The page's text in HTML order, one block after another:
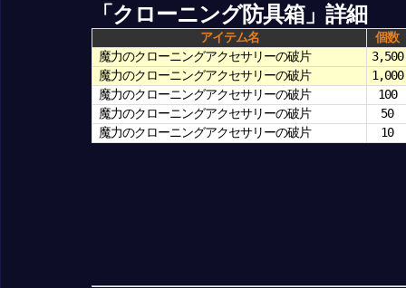
「クローニング防具箱」詳細
アイテム名
個数
魔力のクローニングアクセサリーの破片
3,500
魔力のクローニングアクセサリーの破片
1,000
魔力のクローニングアクセサリーの破片
100
魔力のクローニングアクセサリーの破片
50
魔力のクローニングアクセサリーの破片
10